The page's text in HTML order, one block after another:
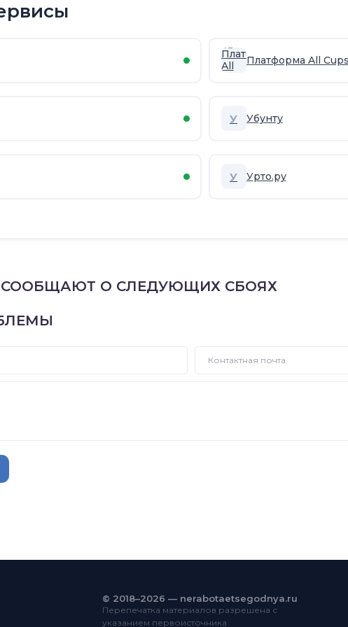
Платформа All
У Убунту
У Урто.ру
СООБЩАЮТ О СЛЕДУЮЩИХ СБОЯХ
© 2018–2026 — nerabotaetsegodnya.ru
Перепечатка материалов разрешена с
указанием первоисточника